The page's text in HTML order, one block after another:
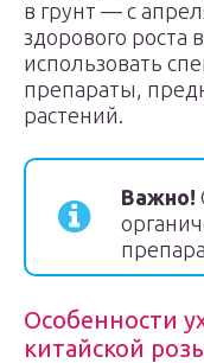
в грунт — с
здорового роста
использовать
препараты,
растений.
Важно!
Особенности
китайской